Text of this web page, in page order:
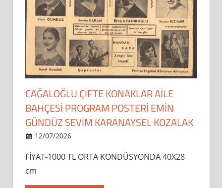
CAĞALOĞLU ÇİFTE KONAKLAR AİLE
BAHÇESİ PROGRAM POSTERİ EMİN
GÜNDÜZ SEVİM KARANAYSEL KOZALAK
12/07/2026
FİYAT-1000 TL ORTA KONDÜSYONDA 40X28
cm